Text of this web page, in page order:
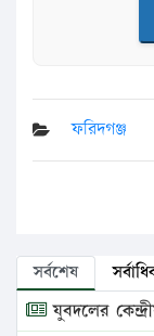
ফরিদগঞ্জ
সর্বশেষ
যুবদলের